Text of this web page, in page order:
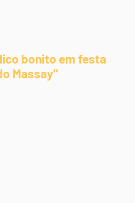
bonito em festa
Massay"